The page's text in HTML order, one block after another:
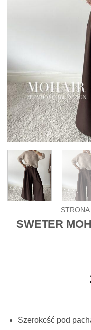
SWETER
Szerokość pod